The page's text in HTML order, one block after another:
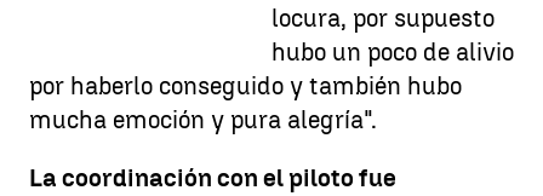
locura, por supuesto
hubo un poco de alivio
por haberlo conseguido y también hubo
mucha emoción y pura alegría".
La coordinación con el piloto fue